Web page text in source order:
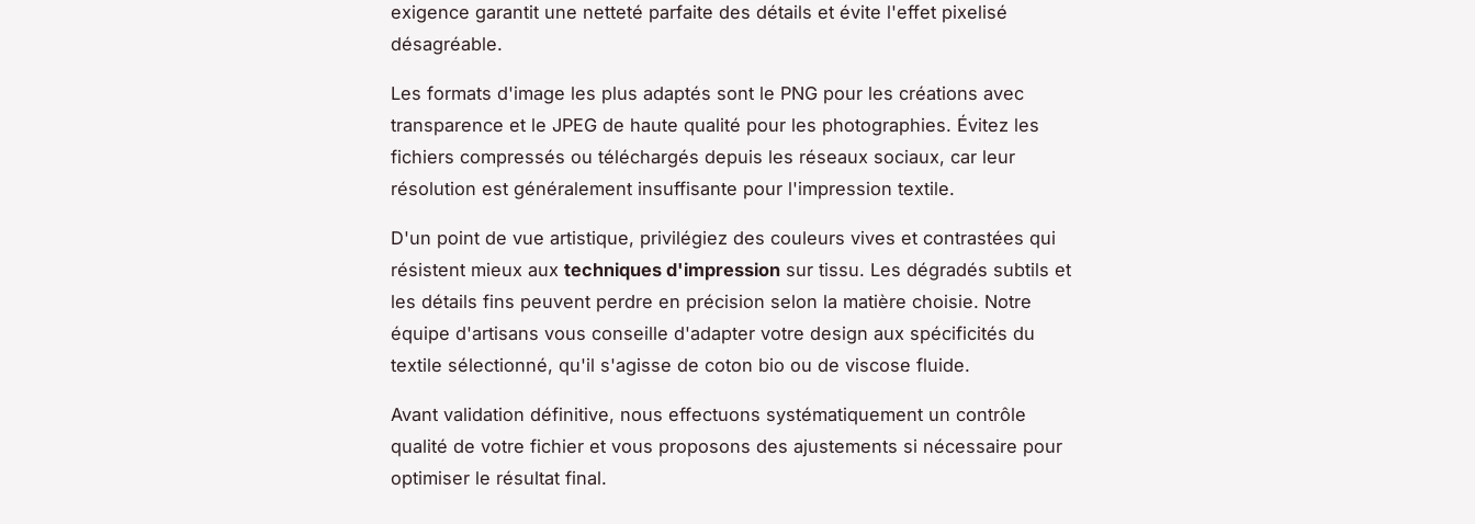
exigence garantit une netteté parfaite des détails et évite l'effet pixelisé
désagréable.
Les formats d'image les plus adaptés sont le PNG pour les créations avec
transparence et le JPEG de haute qualité pour les photographies. Évitez les
fichiers compressés ou téléchargés depuis les réseaux sociaux, car leur
résolution est généralement insuffisante pour l'impression textile.
D'un point de vue artistique, privilégiez des couleurs vives et contrastées qui
résistent mieux aux techniques d'impression sur tissu. Les dégradés subtils et
les détails fins peuvent perdre en précision selon la matière choisie. Notre
équipe d'artisans vous conseille d'adapter votre design aux spécificités du
textile sélectionné, qu'il s'agisse de coton bio ou de viscose fluide.
Avant validation définitive, nous effectuons systématiquement un contrôle
qualité de votre fichier et vous proposons des ajustements si nécessaire pour
optimiser le résultat final.